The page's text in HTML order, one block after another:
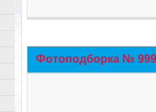
Фотоподборка №